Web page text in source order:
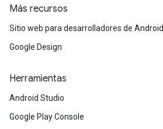
Más recursos
Sitio web para desarrolladores de Android
Google Design
Herramientas
Android Studio
Google Play Console